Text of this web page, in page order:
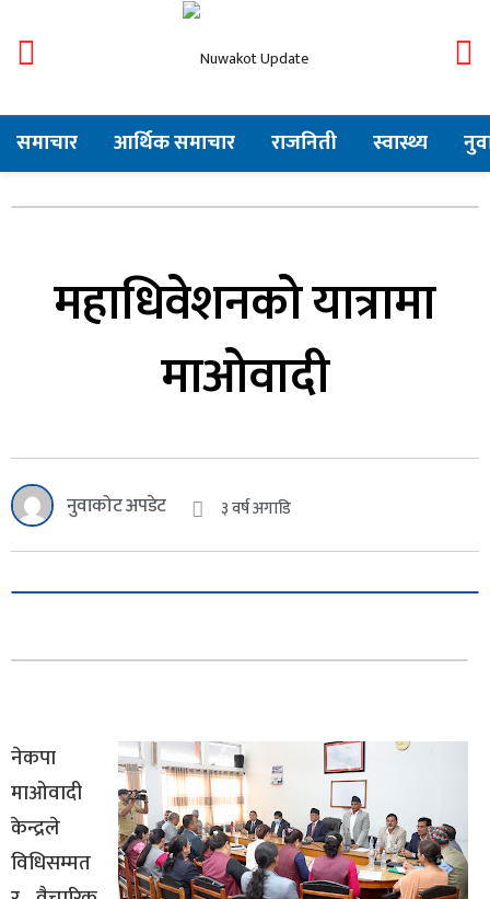
समाचार आर्थिक समाचार राजनिती स्वास्थ्य
महाधिवेशनको यात्रामा
माओवादी
नुवाकोट अपडेट ३ वर्ष अगाडि
नेकपा
माओवादी
केन्द्रले
विधिसम्मत